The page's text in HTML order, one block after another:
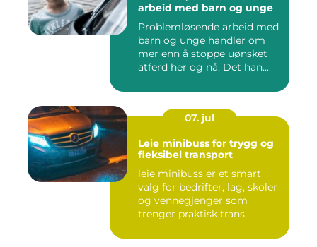
arbeid med barn og unge
Problemløsende arbeid med
barn og unge handler om
mer enn å stoppe uønsket
atferd her og nå. Det han...
07. jul
Leie minibuss for trygg og
fleksibel transport
leie minibuss er et smart
valg for bedrifter, lag, skoler
og vennegjenger som
trenger praktisk trans...